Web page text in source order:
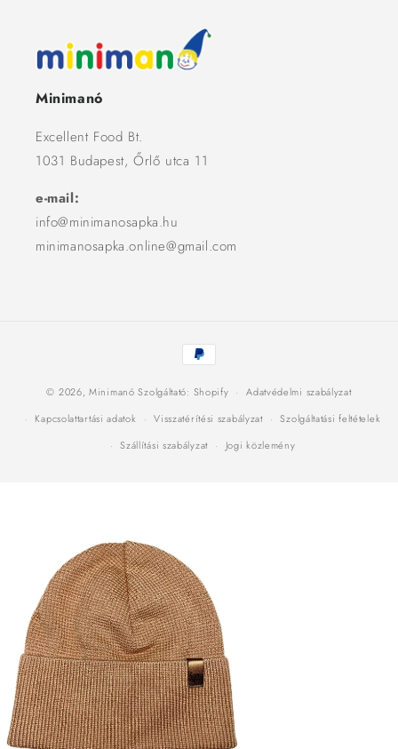
Minimanó
Excellent Food Bt.
1031 Budapest, Őrlő utca 11
e-mail:
info@minimanosapka.hu
minimanosapka.online@gmail.com
Fizetési
módok
© 2026,Minimanó Szolgáltató: Shopify
Adatvédelmi szabályzat
Kapcsolattartási adatok
Visszatérítési szabályzat
Szolgáltatási feltételek
Szállítási szabályzat
Jogi közlemény